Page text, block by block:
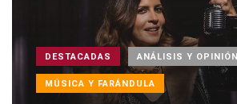
DESTACADAS ANÁLISIS Y OPINIÓN
MÚSICA Y FARÁNDULA